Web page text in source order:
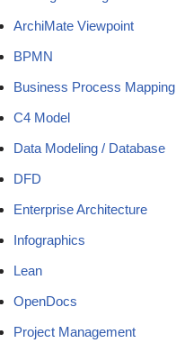
ArchiMate Viewpoint
BPMN
Business Process Mapping
C4 Model
Data Modeling / Database
DFD
Enterprise Architecture
Infographics
Lean
OpenDocs
Project Management